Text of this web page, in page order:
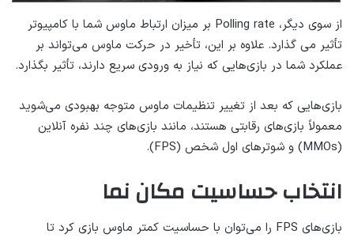
از سوی دیگر، Polling rate بر میزان ارتباط ماوس شما با کامپیوتر
تأثیر می گذارد. علاوه بر این، تأخیر در حرکت ماوس می‌تواند بر
عملکرد شما در بازی‌هایی که نیاز به ورودی سریع دارند، تأثیر بگذارد.
بازی‌هایی که بعد از تغییر تنظیمات ماوس متوجه بهبودی می‌شوید
معمولاً بازی‌های رقابتی هستند، مانند بازی‌های چند نفره آنلاین
(MMOs) و شوترهای اول شخص (FPS).
انتخاب حساسیت مکان نما
بازی‌های FPS را می‌توان با حساسیت کمتر ماوس بازی کرد تا